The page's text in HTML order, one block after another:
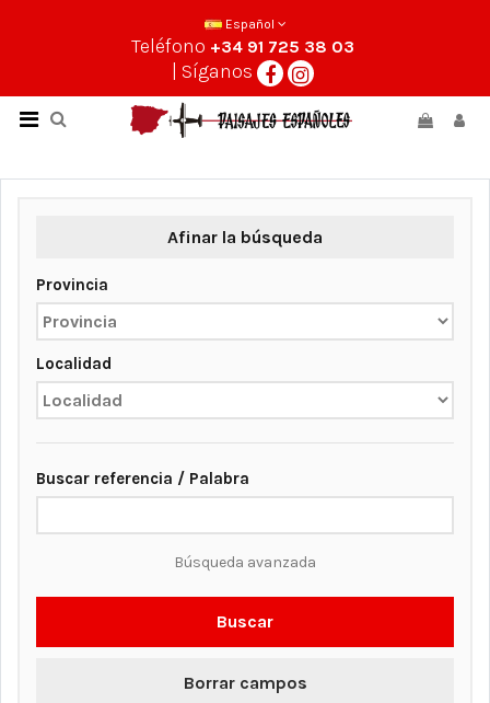
Español
Teléfono +34 91 725 38 03
| Síganos
Afinar la búsqueda
Provincia
Localidad
Buscar referencia / Palabra
Búsqueda avanzada
Buscar
Borrar campos